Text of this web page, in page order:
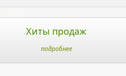
Хиты продаж
подробнее